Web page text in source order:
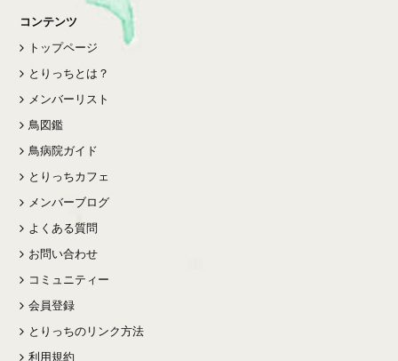
コンテンツ
トップページ
とりっちとは？
メンバーリスト
鳥図鑑
鳥病院ガイド
とりっちカフェ
メンバーブログ
よくある質問
お問い合わせ
コミュニティー
会員登録
とりっちのリンク方法
利用規約